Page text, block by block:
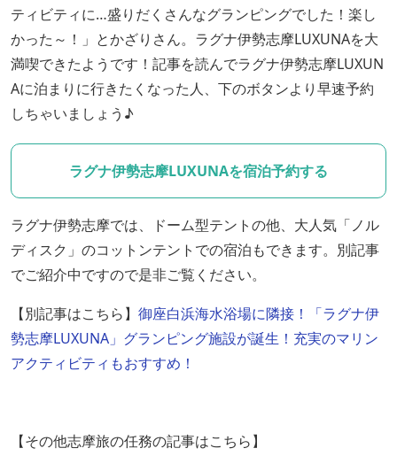
ティビティに…盛りだくさんなグランピングでした！楽し
かった～！」とかざりさん。ラグナ伊勢志摩LUXUNAを大
満喫できたようです！記事を読んでラグナ伊勢志摩LUXUN
Aに泊まりに行きたくなった人、下のボタンより早速予約
しちゃいましょう♪
ラグナ伊勢志摩LUXUNAを宿泊予約する
ラグナ伊勢志摩では、ドーム型テントの他、大人気「ノル
ディスク」のコットンテントでの宿泊もできます。別記事
でご紹介中ですので是非ご覧ください。
【別記事はこちら】 御座白浜海水浴場に隣接！「ラグナ伊
勢志摩LUXUNA」グランピング施設が誕生！充実のマリン
アクティビティもおすすめ！
【その他志摩旅の任務の記事はこちら】